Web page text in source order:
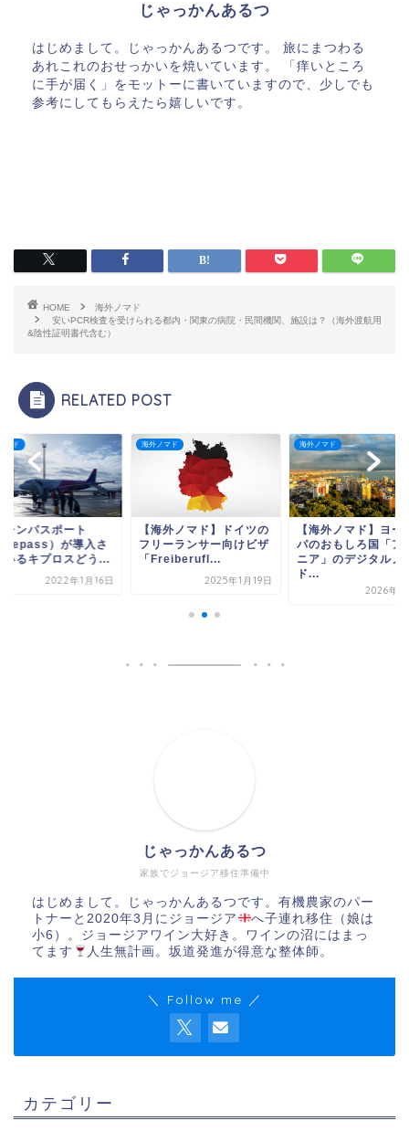
じゃっかんあるつ
はじめまして。じゃっかんあるつです。 旅にまつわる
あれこれのおせっかいを焼いています。 「痒いところ
に手が届く」をモットーに書いていますので、少しでも
参考にしてもらえたら嬉しいです。
HOME
海外ノマド
安いPCR検査を受けられる都内・関東の病院・民間機関、施設は？（海外渡航用
&陰性証明書代含む）
RELATED POST
マド
チンパスポート
）が導入さ
いるキプロスどう...
2022年1月16日
海外ノマド
【海外ノマド】ドイツの
フリーランサー向けビザ
「Freiberufl...
2025年1月19日
海外ノマド
【海外ノマド】ヨー
パのおもしろ国「ア
ニア」のデジタルノ
ド...
2026年2
家族でジョージア移住準備中
じゃっかんあるつ
はじめまして。じゃっかんあるつです。有機農家のパー
トナーと2020年3月にジョージア
へ子連れ移住（娘は
小6）。ジョージアワイン大好き。ワインの沼にはまっ
てます
人生無計画。坂道発進が得意な整体師。
＼ Follow me ／
カテゴリー